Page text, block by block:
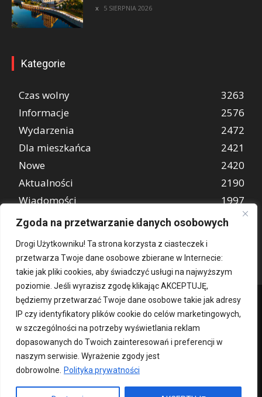
Zgoda na przetwarzanie danych osobowych
Drogi Użytkowniku! Ta strona korzysta z ciasteczek i
przetwarza Twoje dane osobowe zbierane w Internecie:
takie jak pliki cookies, aby świadczyć usługi na najwyższym
poziomie. Jeśli wyrazisz zgodę klikając AKCEPTUJĘ,
będziemy przetwarzać Twoje dane osobowe takie jak adresy
IP czy identyfikatory plików cookie do celów marketingowych,
w szczególności na potrzeby wyświetlania reklam
dopasowanych do Twoich zainteresowań i preferencji w
naszym serwisie. Wyrażenie zgody jest
dobrowolne.
Polityka prywatności
5 SIERPNIA 2026
Kategorie
Czas wolny
3263
Informacje
2576
Wydarzenia
2472
Dla mieszkańca
2421
Nowe
2420
Aktualności
2190
Wiadomości
1997
REKLAMA
849
Kontakt O nas Patronat medialny